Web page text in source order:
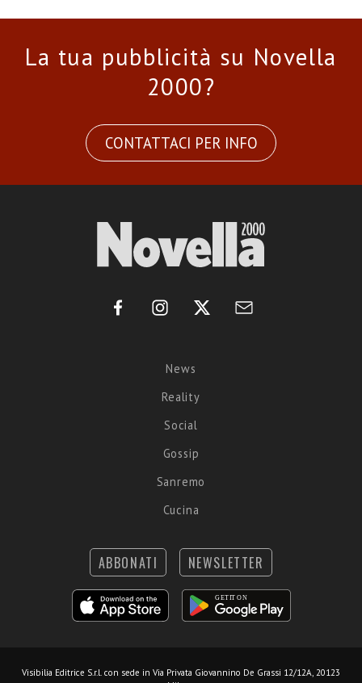
La tua pubblicità su Novella
2000?
CONTATTACI PER INFO
News
Reality
Social
Gossip
Sanremo
Cucina
ABBONATI NEWSLETTER
Visibilia Editrice S.r.l. con sede in Via Privata Giovannino De Grassi 12/12A, 20123